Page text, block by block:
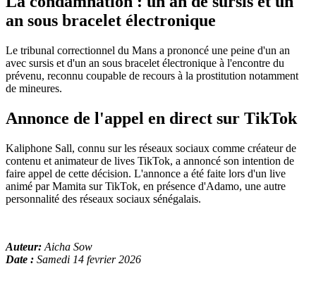
an sous bracelet électronique
Le tribunal correctionnel du Mans a prononcé une peine d'un an
avec sursis et d'un an sous bracelet électronique à l'encontre du
prévenu, reconnu coupable de recours à la prostitution notamment
de mineures.
Annonce de l'appel en direct sur TikTok
Kaliphone Sall, connu sur les réseaux sociaux comme créateur de
contenu et animateur de lives TikTok, a annoncé son intention de
faire appel de cette décision. L'annonce a été faite lors d'un live
animé par Mamita sur TikTok, en présence d'Adamo, une autre
personnalité des réseaux sociaux sénégalais.
Auteur: Aicha Sow
Date : Samedi 14 fevrier 2026